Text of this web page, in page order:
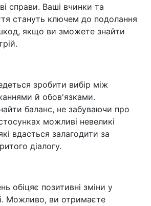
справи. Ваші вчинки та
стануть ключем до подолання
якщо ви зможете знайти
зробити вибір між
й обов'язками.
баланс, не забуваючи про
можливі невеликі
вдасться залагодити за
діалогу.
обіцяє позитивні зміни у
Можливо, ви отримаєте